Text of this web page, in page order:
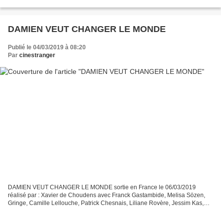
DAMIEN VEUT CHANGER LE MONDE
Publié le 04/03/2019 à 08:20
Par cinestranger
DAMIEN VEUT CHANGER LE MONDE sortie en France le 06/03/2019
réalisé par : Xavier de Choudens avec Franck Gastambide, Melisa Sözen,
Gringe, Camille Lellouche, Patrick Chesnais, Liliane Rovère, Jessim Kas,